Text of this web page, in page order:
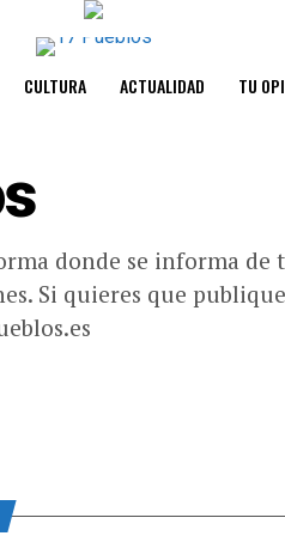
CULTURA ACTUALIDAD TU
donde se informa de
Si quieres que